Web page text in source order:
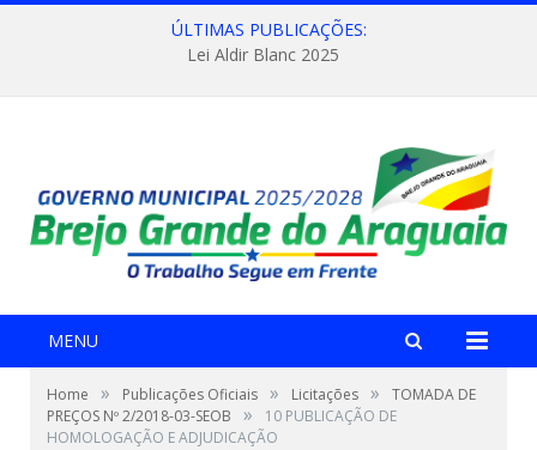
ÚLTIMAS PUBLICAÇÕES:
Lei Aldir Blanc 2025
MENU
Home » Publicações Oficiais » Licitações »
TOMADA DE
PREÇOS Nº 2/2018-03-SEOB
»
10 PUBLICAÇÃO DE
HOMOLOGAÇÃO E ADJUDICAÇÃO